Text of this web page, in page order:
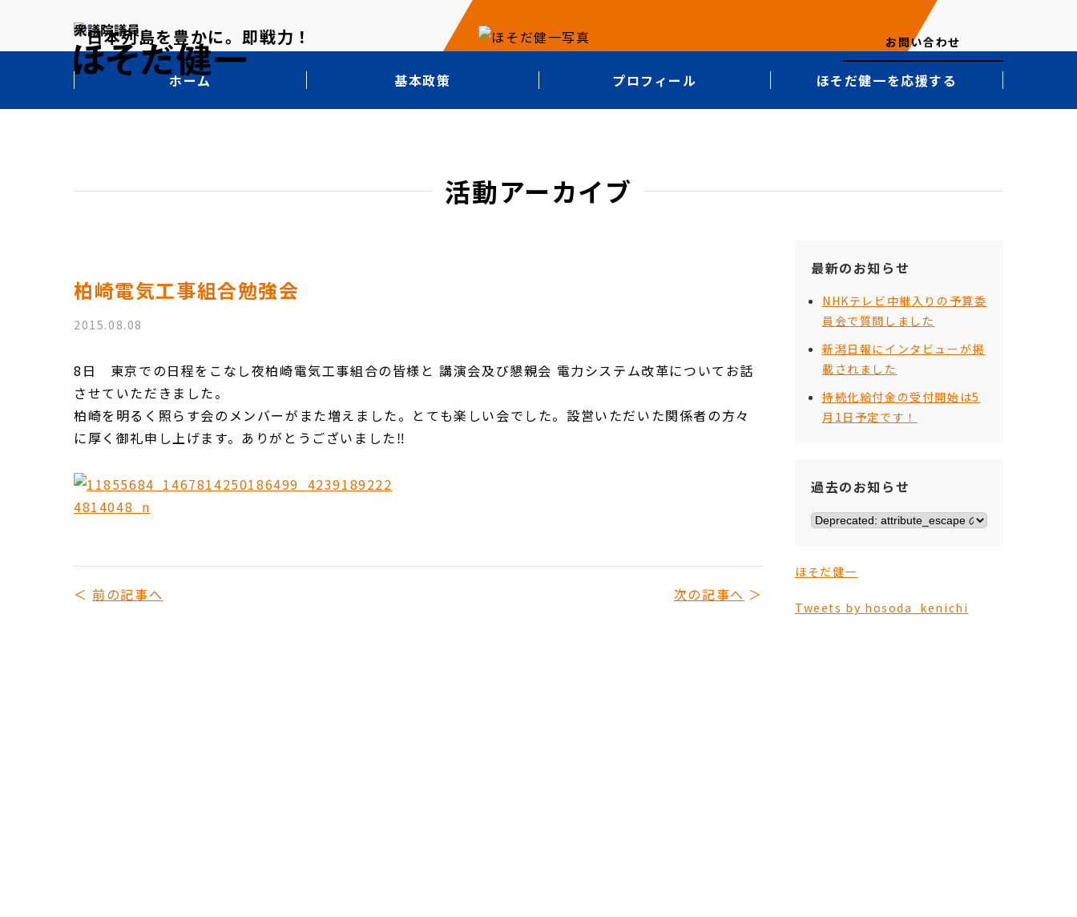
お問い合わせ
ホーム 基本政策 プロフィール ほそだ健一を応援する
活動アーカイブ
柏崎電気工事組合勉強会
2015.08.08
8日 東京での日程をこなし夜柏崎電気工事組合の皆様と 講演会及び懇親会 電力システム改革についてお話
させていただきました。
柏崎を明るく照らす会のメンバーがまた増えました。とても楽しい会でした。設営いただいた関係者の方々
に厚く御礼申し上げます。ありがとうございました‼︎
前の記事へ 次の記事へ
最新のお知らせ
NHKテレビ中継入りの予算委
員会で質問しました
新潟日報にインタビューが掲
載されました
持続化給付金の受付開始は5
月1日予定です！
過去のお知らせ
ほそだ健一
Tweets by hosoda_kenichi